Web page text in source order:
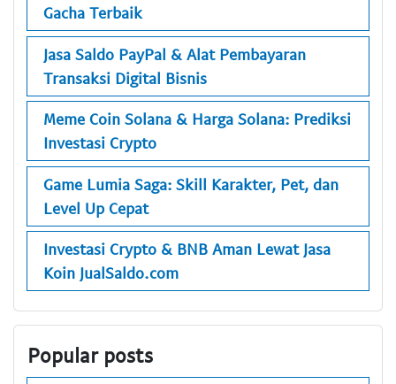
Gacha Terbaik
Jasa Saldo PayPal & Alat Pembayaran
Transaksi Digital Bisnis
Meme Coin Solana & Harga Solana: Prediksi
Investasi Crypto
Game Lumia Saga: Skill Karakter, Pet, dan
Level Up Cepat
Investasi Crypto & BNB Aman Lewat Jasa
Koin JualSaldo.com
Popular posts